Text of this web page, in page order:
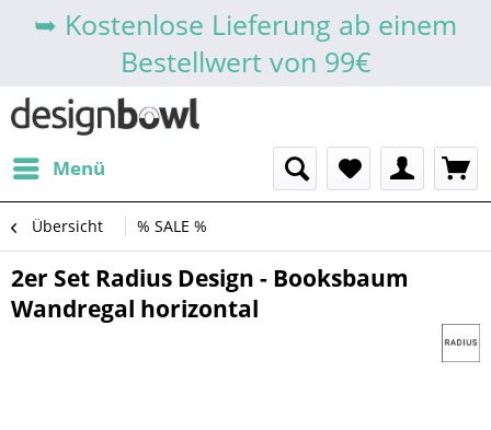
➥ Kostenlose Lieferung ab einem
Bestellwert von 99€
Menü
Übersicht % SALE %
2er Set Radius Design - Booksbaum
Wandregal horizontal